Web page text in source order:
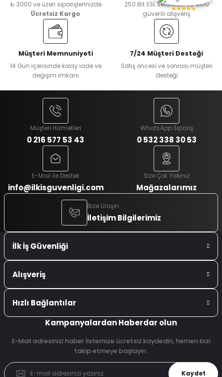
₺ 3000 ve üzeri siparişlerinizde
Ücretsiz Kargo
250 Bit SSL Sertifikası ile %100
güvenli alışveriş
Müşteri Memnuniyeti
14 Gün içerisinde kolay iade ve
değişim imkanı
7/24 Müşteri Desteği
Satış öncesi ve sonrası müşteri
desteği
Müşteri Hizmetleri
0 216 577 53 43
WhatsApp Sipariş
0 532 338 30 53
E-Mail ile Destek
info@ilkisguvenligi.com
Size Çok Yakınız
Mağazalarımız
Bize Ulaşın
İletişim Bilgilerimiz
İlk İş Güvenliği
Alışveriş
Hızlı Bağlantılar
★★★★★
Kampanyalardan Haberdar olun
E-Mail adresinizi haber listemize ücretsiz kaydedin, hemen bizi
takip etmeye başlayın.
Kaydet